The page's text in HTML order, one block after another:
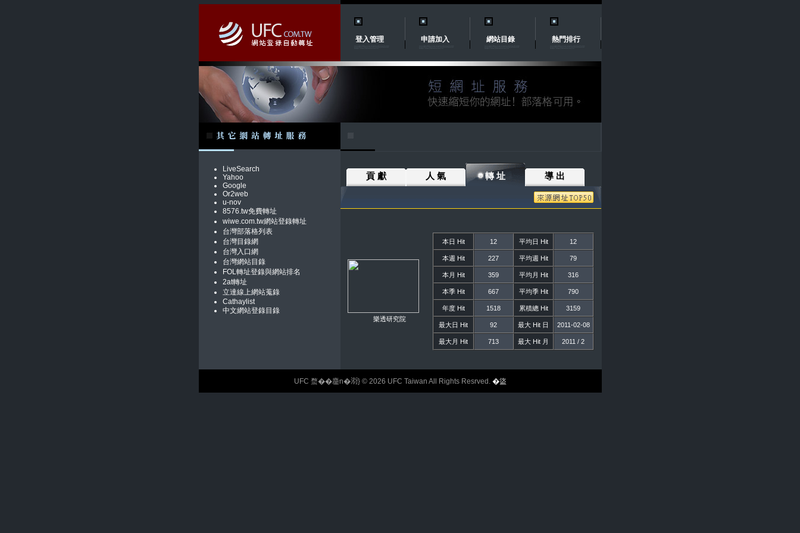
登入管理 申請加入 網站目錄 熱門排行
LiveSearch
Yahoo
Google
Or2web
u-nov
8576.tw免費轉址
wiwe.com.tw網站登錄轉址
台灣部落格列表
台灣目錄網
台灣入口網
台灣網站目錄
FOL轉址登錄與網站排名
2at轉址
立達線上網站蒐錄
Cathaylist
中文網站登錄目錄
貢 獻 人 氣 轉 址 導 出
樂透研究院
本日 Hit 12 平均日 Hit 12
本週 Hit 227 平均週 Hit 79
本月 Hit 359 平均月 Hit 316
本季 Hit 667 平均季 Hit 790
年度 Hit 1518 累積總 Hit 3159
最大日 Hit 92 最大 Hit 日 2011-02-08
最大月 Hit 713 最大 Hit 月 2011 / 2
UFC 蝥��麢n�𣶹} © 2026 UFC Taiwan All Rights Resrved. �盜